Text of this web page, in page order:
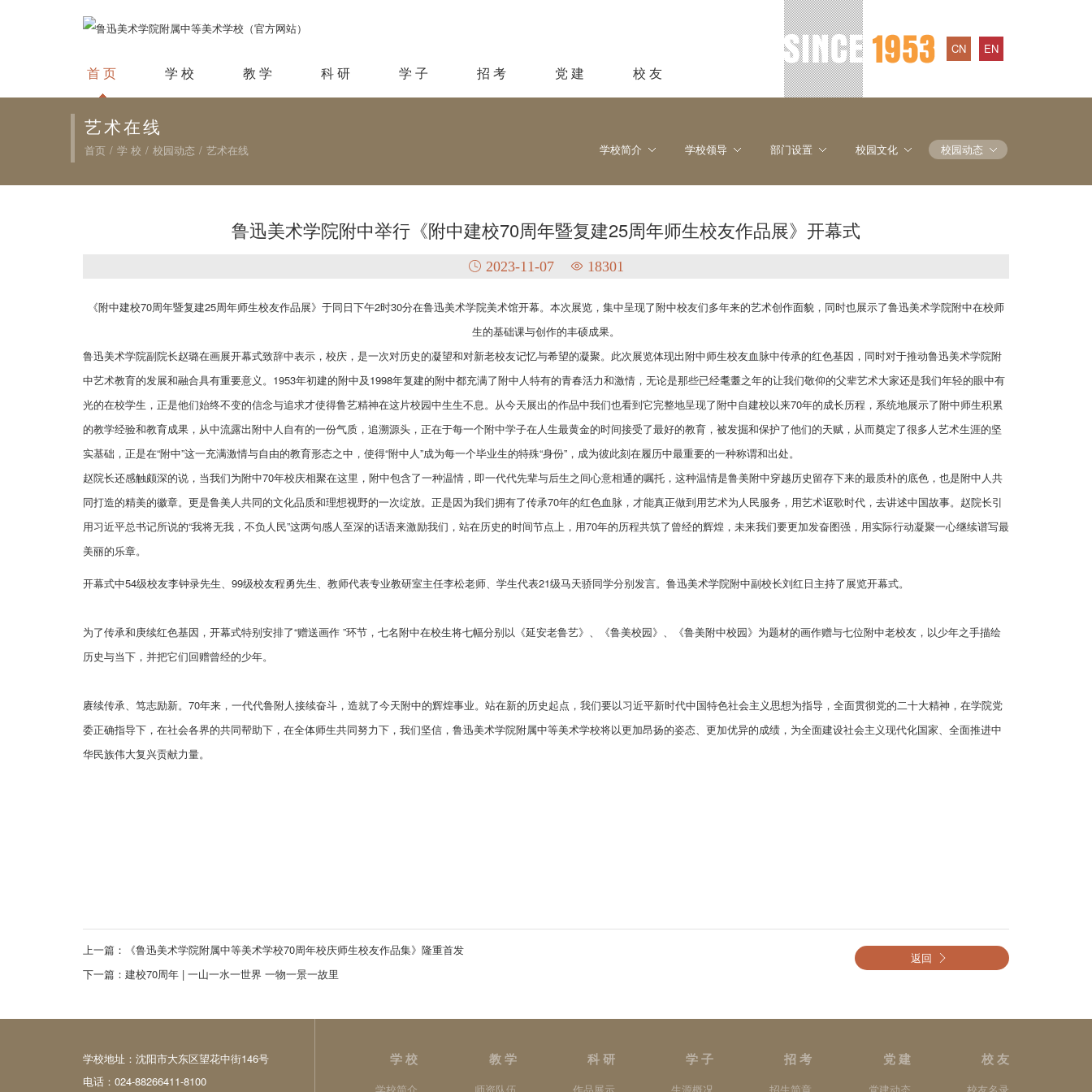
首 页 学 校 教 学 科 研 学 子 招 考 党 建 校 友
CN EN
艺术在线
首页 / 学 校 / 校园动态 / 艺术在线 学校简介 学校领导 部门设置 校园文化 校园动态
鲁迅美术学院附中举行《附中建校70周年暨复建25周年师生校友作品展》开幕式
2023-11-07 18301
《附中建校70周年暨复建25周年师生校友作品展》于同日下午2时30分在鲁迅美术学院美术馆开幕。本次展览，集中呈现了附中校友们多年来的艺术创作面貌，同时也展示了鲁迅美术学院附中在校师
生的基础课与创作的丰硕成果。
鲁迅美术学院副院长赵璐在画展开幕式致辞中表示，校庆，是一次对历史的凝望和对新老校友记忆与希望的凝聚。此次展览体现出附中师生校友血脉中传承的红色基因，同时对于推动鲁迅美术学院附
中艺术教育的发展和融合具有重要意义。1953年初建的附中及1998年复建的附中都充满了附中人特有的青春活力和激情，无论是那些已经耄耋之年的让我们敬仰的父辈艺术大家还是我们年轻的眼中有
光的在校学生，正是他们始终不变的信念与追求才使得鲁艺精神在这片校园中生生不息。从今天展出的作品中我们也看到它完整地呈现了附中自建校以来70年的成长历程，系统地展示了附中师生积累
的教学经验和教育成果，从中流露出附中人自有的一份气质，追溯源头，正在于每一个附中学子在人生最黄金的时间接受了最好的教育，被发掘和保护了他们的天赋，从而奠定了很多人艺术生涯的坚
实基础，正是在“附中”这一充满激情与自由的教育形态之中，使得“附中人”成为每一个毕业生的特殊“身份”，成为彼此刻在履历中最重要的一种称谓和出处。
赵院长还感触颇深的说，当我们为附中70年校庆相聚在这里，附中包含了一种温情，即一代代先辈与后生之间心意相通的嘱托，这种温情是鲁美附中穿越历史留存下来的最质朴的底色，也是附中人共
同打造的精美的徽章。更是鲁美人共同的文化品质和理想视野的一次绽放。正是因为我们拥有了传承70年的红色血脉，才能真正做到用艺术为人民服务，用艺术讴歌时代，去讲述中国故事。赵院长引
用习近平总书记所说的“我将无我，不负人民”这两句感人至深的话语来激励我们，站在历史的时间节点上，用70年的历程共筑了曾经的辉煌，未来我们要更加发奋图强，用实际行动凝聚一心继续谱写最
美丽的乐章。
开幕式中54级校友李钟录先生、99级校友程勇先生、教师代表专业教研室主任李松老师、学生代表21级马天骄同学分别发言。鲁迅美术学院附中副校长刘红日主持了展览开幕式。
为了传承和庚续红色基因，开幕式特别安排了“赠送画作 ”环节，七名附中在校生将七幅分别以《延安老鲁艺》、《鲁美校园》、《鲁美附中校园》为题材的画作赠与七位附中老校友，以少年之手描绘
历史与当下，并把它们回赠曾经的少年。
赓续传承、笃志励新。70年来，一代代鲁附人接续奋斗，造就了今天附中的辉煌事业。站在新的历史起点，我们要以习近平新时代中国特色社会主义思想为指导，全面贯彻党的二十大精神，在学院党
委正确指导下，在社会各界的共同帮助下，在全体师生共同努力下，我们坚信，鲁迅美术学院附属中等美术学校将以更加昂扬的姿态、更加优异的成绩，为全面建设社会主义现代化国家、全面推进中
华民族伟大复兴贡献力量。
上一篇：
《鲁迅美术学院附属中等美术学校70周年校庆师生校友作品集》隆重首发
下一篇： 建校70周年 | 一山一水一世界 一物一景一故里
返回
学校地址：沈阳市大东区望花中街146号
电话：024-88266411-8100
校 友
党 建
招 考
学 子
科 研
教 学
学 校